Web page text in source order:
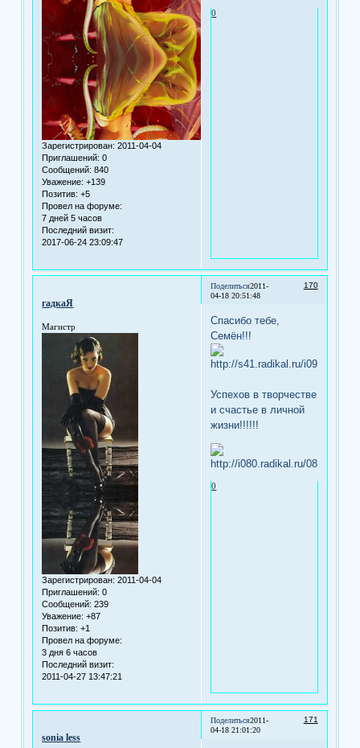
Зарегистрирован: 2011-04-04
Приглашений: 0
Сообщений: 840
Уважение: +139
Позитив: +5
Провел на форуме:
7 дней 5 часов
Последний визит:
2017-06-24 23:09:47
0
Поделиться 170
2011-
04-18 20:51:48
гадкаЯ
Магистр
Зарегистрирован: 2011-04-04
Приглашений: 0
Сообщений: 239
Уважение: +87
Позитив: +1
Провел на форуме:
3 дня 6 часов
Последний визит:
2011-04-27 13:47:21
Спасибо тебе,
Семён!!!
Успехов в творчестве
и счастье в личной
жизни!!!!!!
0
Поделиться 171
2011-
04-18 21:01:20
sonia less